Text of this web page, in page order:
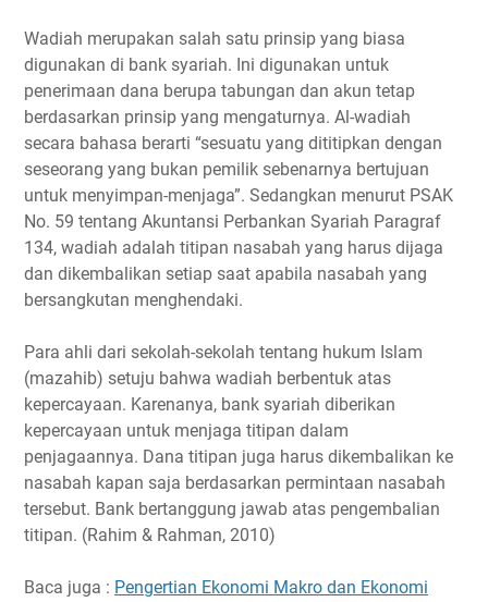
Wadiah merupakan salah satu prinsip yang biasa
digunakan di bank syariah. Ini digunakan untuk
penerimaan dana berupa tabungan dan akun tetap
berdasarkan prinsip yang mengaturnya. Al-wadiah
secara bahasa berarti “sesuatu yang dititipkan dengan
seseorang yang bukan pemilik sebenarnya bertujuan
untuk menyimpan-menjaga”. Sedangkan menurut PSAK
No. 59 tentang Akuntansi Perbankan Syariah Paragraf
134, wadiah adalah titipan nasabah yang harus dijaga
dan dikembalikan setiap saat apabila nasabah yang
bersangkutan menghendaki.
Para ahli dari sekolah-sekolah tentang hukum Islam
(mazahib) setuju bahwa wadiah berbentuk atas
kepercayaan. Karenanya, bank syariah diberikan
kepercayaan untuk menjaga titipan dalam
penjagaannya. Dana titipan juga harus dikembalikan ke
nasabah kapan saja berdasarkan permintaan nasabah
tersebut. Bank bertanggung jawab atas pengembalian
titipan. (Rahim & Rahman, 2010)
Baca juga : Pengertian Ekonomi Makro dan Ekonomi